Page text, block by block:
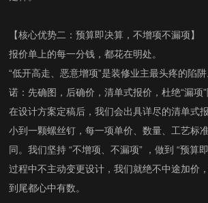
【核心优势二：预算即决算，不增项不漏项】
报价单上的每一分钱，都花在明处。
“低开高走、恶意增项”是装修业主最头疼的陷
诺：先确图，后确价，清单式报价，杜绝“漏项”
在设计方案定稿后，我们会出具详尽的清单式
小到一颗螺丝钉，每一项单价、数量、工艺标
同。我们坚持 “不增项、不漏项” ，做到 “预算
过程中不主动变更设计，我们就绝不中途加价
到尾都心中有数。